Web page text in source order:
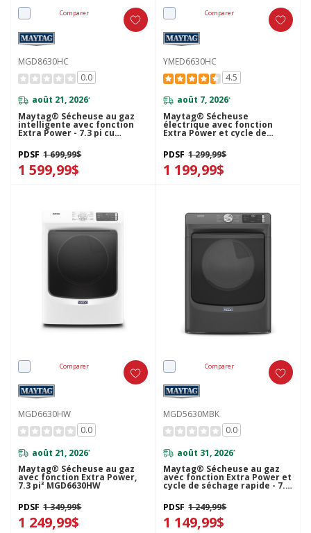
Comparer
MGD8630HC
0.0
août 21, 2026*
Maytag® Sécheuse au gaz
intelligente avec fonction
Extra Power - 7.3 pi cu
PDSF 1 699,99$
1 599,99$
Comparer
YMED6630HC
4.5
août 7, 2026*
Maytag® Sécheuse
électrique avec fonction
Extra Power et cycle de
séchage rapide - 7.3 pi cu
YMED6630HC
PDSF 1 299,99$
1 199,99$
Comparer
MGD6630HW
0.0
août 21, 2026*
Maytag® Sécheuse au gaz
avec fonction Extra Power,
7.3 pi³ MGD6630HW
PDSF 1 349,99$
1 249,99$
Comparer
MGD5630MBK
0.0
août 31, 2026*
Maytag® Sécheuse au gaz
avec fonction Extra Power et
cycle de séchage rapide - 7.3
pi cu MGD5630MBK
PDSF 1 249,99$
1 149,99$